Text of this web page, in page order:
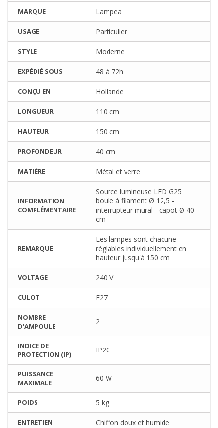
MARQUE Lampea
USAGE Particulier
STYLE Moderne
EXPÉDIÉ SOUS 48 à 72h
CONÇU EN Hollande
LONGUEUR 110 cm
HAUTEUR 150 cm
PROFONDEUR 40 cm
MATIÈRE Métal et verre
INFORMATION
COMPLÉMENTAIRE
Source lumineuse LED G25
boule à filament Ø 12,5 -
interrupteur mural - capot Ø 40
cm
REMARQUE
Les lampes sont chacune
réglables individuellement en
hauteur jusqu'à 150 cm
VOLTAGE 240 V
CULOT E27
NOMBRE
D'AMPOULE
2
INDICE DE
PROTECTION (IP)
IP20
PUISSANCE
MAXIMALE
60 W
POIDS 5 kg
ENTRETIEN Chiffon doux et humide